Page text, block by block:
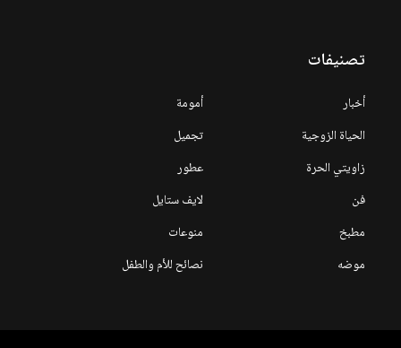
تصنيفات
أخبار
أمومة
الحياة الزوجية
تجميل
زاويتي الحرة
عطور
فن
لايف ستايل
مطبخ
منوعات
موضه
نصائح للأم والطفل